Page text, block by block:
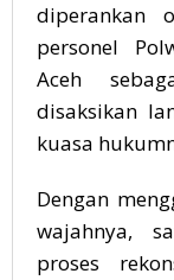
diperankan
personel
Aceh
disaksikan
kuasa
Dengan
wajahnya,
proses